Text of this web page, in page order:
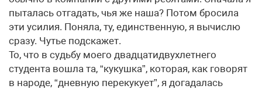
пыталась отгадать, чья же наша? Потом бросила
эти усилия. Поняла, ту, единственную, я вычислю
сразу. Чутье подскажет.
То, что в судьбу моего двадцатидвухлетнего
студента вошла та, “кукушка”, которая, как говорят
в народе, “дневную перекукует”, я догадалась